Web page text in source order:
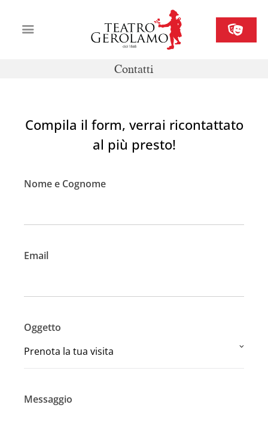
Contatti
Il Gerolamo
Organizza il tuo evento
Compila il form, verrai ricontattato
al più presto!
Nome e Cognome
Email
Oggetto
Messaggio